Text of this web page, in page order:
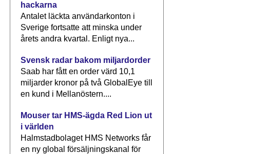
hackarna
Antalet läckta användarkonton i
Sverige fortsatte att minska under
årets andra kvartal. Enligt nya...
Svensk radar bakom miljardorder
Saab har fått en order värd 10,1
miljarder kronor på två GlobalEye till
en kund i Mellanöstern....
Mouser tar HMS-ägda Red Lion ut
i världen
Halmstadbolaget HMS Networks får
en ny global försäljningskanal för